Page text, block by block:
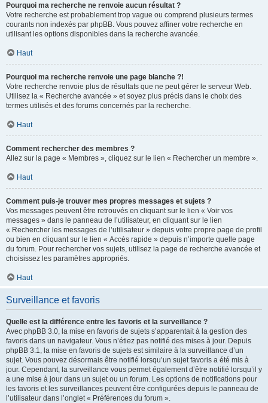
Pourquoi ma recherche ne renvoie aucun résultat ?
Votre recherche est probablement trop vague ou comprend plusieurs termes
courants non indexés par phpBB. Vous pouvez affiner votre recherche en
utilisant les options disponibles dans la recherche avancée.
Haut
Pourquoi ma recherche renvoie une page blanche ?!
Votre recherche renvoie plus de résultats que ne peut gérer le serveur Web.
Utilisez la « Recherche avancée » et soyez plus précis dans le choix des
termes utilisés et des forums concernés par la recherche.
Haut
Comment rechercher des membres ?
Allez sur la page « Membres », cliquez sur le lien « Rechercher un membre ».
Haut
Comment puis-je trouver mes propres messages et sujets ?
Vos messages peuvent être retrouvés en cliquant sur le lien « Voir vos
messages » dans le panneau de l’utilisateur, en cliquant sur le lien
« Rechercher les messages de l’utilisateur » depuis votre propre page de profil
ou bien en cliquant sur le lien « Accès rapide » depuis n’importe quelle page
du forum. Pour rechercher vos sujets, utilisez la page de recherche avancée et
choisissez les paramètres appropriés.
Haut
Surveillance et favoris
Quelle est la différence entre les favoris et la surveillance ?
Avec phpBB 3.0, la mise en favoris de sujets s’apparentait à la gestion des
favoris dans un navigateur. Vous n’étiez pas notifié des mises à jour. Depuis
phpBB 3.1, la mise en favoris de sujets est similaire à la surveillance d’un
sujet. Vous pouvez désormais être notifié lorsqu’un sujet favoris a été mis à
jour. Cependant, la surveillance vous permet également d’être notifié lorsqu’il y
a une mise à jour dans un sujet ou un forum. Les options de notifications pour
les favoris et les surveillances peuvent être configurées depuis le panneau de
l’utilisateur dans l’onglet « Préférences du forum ».